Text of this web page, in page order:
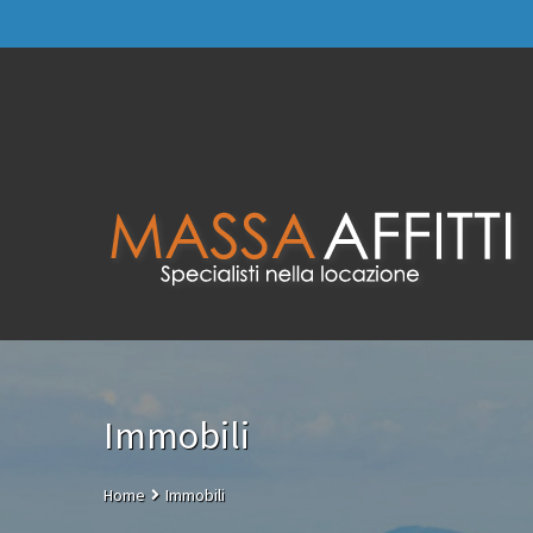
Immobili
Home Immobili